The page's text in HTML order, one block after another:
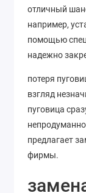
отличный
например,
помощью
надежно
потеря
взгляд
пуговица
предлагает
фирмы.